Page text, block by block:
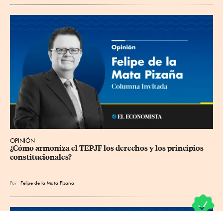
OPINIÓN
¿Cómo armoniza el TEPJF los derechos y los principios
constitucionales?
Por Felipe de la Mata Pizaña